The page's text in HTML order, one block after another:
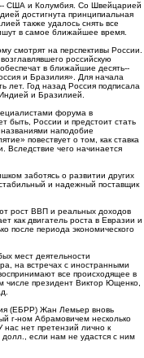
-- США и Колумбия. Со Швейцарией
достигнута принципиальная
также удалось снять все
в самое ближайшее время.
смотрят на перспективы России.
российскую
в ближайшие десять--
и Бразилия». Для начала
лет. Год назад Россия подписала
и Бразилией.
форума в
быть, России и предстоит стать
наподобие
повествует о том, как ставка
Вследствие чего начинается
заботясь о развитии других
и надежный поставщик
рост ВВП и реальных доходов
как двигатель роста в Евразии и
после периода экономического
мест деятельности
на встречах с иностранными
все происходящее в
числе президент Виктор Ющенко,
(ЕБРР) Жан Лемьер вновь
г-ном Абрамовичем несколько
нас нет претензий лично к
если нам не удастся с ним